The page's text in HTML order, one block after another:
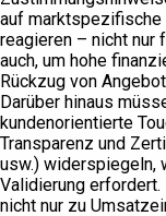
auf marktspezifische
reagieren – nicht nur
auch, um hohe
Rückzug von
Darüber hinaus
kundenorientierte
Transparenz und
usw.) widerspiegeln,
Validierung
nicht nur zu